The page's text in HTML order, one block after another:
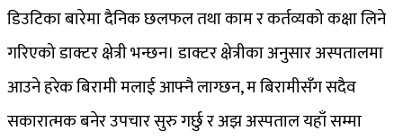
डिउटिका बारेमा दैनिक छलफल तथा काम र कर्तव्यको कक्षा लिने
गरिएको डाक्टर क्षेत्री भन्छन। डाक्टर क्षेत्रीका अनुसार अस्पतालमा
आउने हरेक बिरामी मलाई आफ्नै लाग्छन, म बिरामीसँग सदैव
सकारात्मक बनेर उपचार सुरु गर्छु र अझ अस्पताल यहाँ सम्मा